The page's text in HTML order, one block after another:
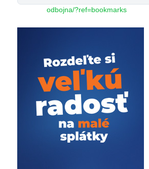
odbojna/?ref=bookmarks